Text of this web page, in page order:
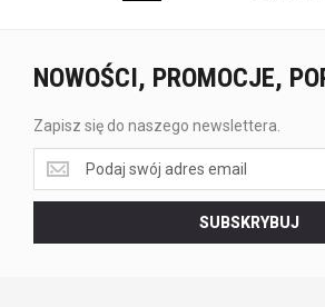
NOWOŚCI, PROMOCJE,
Zapisz się do naszego newslettera.
Zapisz
się
do
newslettera.
SUBSKRYBUJ